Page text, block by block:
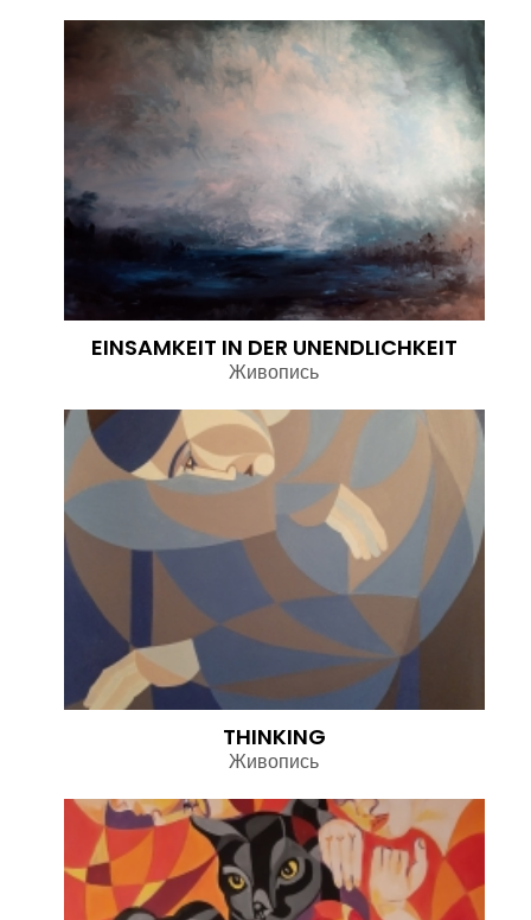
EINSAMKEIT IN DER UNENDLICHKEIT
Живопись
THINKING
Живопись